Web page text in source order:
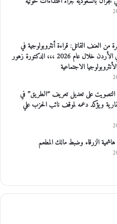
من العنف القاتل: قراءة أنثروبولوجية في
وقائع مرصودة في الأردن خلال عام 2026 ،،، الدكتورة زهور
الاجتماعية
على تعديل تعريف “الطريق” في
ويؤكد دعمه لموقف نائب الحزب علي
الزرقاء وضبط مالك المطعم